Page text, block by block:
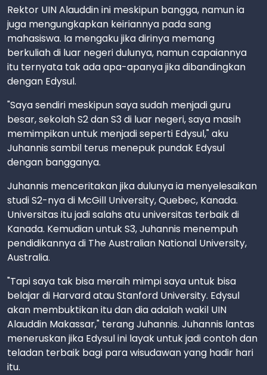
Rektor UIN Alauddin ini meskipun bangga, namun ia
juga mengungkapkan keiriannya pada sang
mahasiswa. Ia mengaku jika dirinya memang
berkuliah di luar negeri dulunya, namun capaiannya
itu ternyata tak ada apa-apanya jika dibandingkan
dengan Edysul.
"Saya sendiri meskipun saya sudah menjadi guru
besar, sekolah S2 dan S3 di luar negeri, saya masih
memimpikan untuk menjadi seperti Edysul," aku
Juhannis sambil terus menepuk pundak Edysul
dengan bangganya.
Juhannis menceritakan jika dulunya ia menyelesaikan
studi S2-nya di McGill University, Quebec, Kanada.
Universitas itu jadi salahs atu universitas terbaik di
Kanada. Kemudian untuk S3, Juhannis menempuh
pendidikannya di The Australian National University,
Australia.
"Tapi saya tak bisa meraih mimpi saya untuk bisa
belajar di Harvard atau Stanford University. Edysul
akan membuktikan itu dan dia adalah wakil UIN
Alauddin Makassar," terang Juhannis. Juhannis lantas
meneruskan jika Edysul ini layak untuk jadi contoh dan
teladan terbaik bagi para wisudawan yang hadir hari
itu.